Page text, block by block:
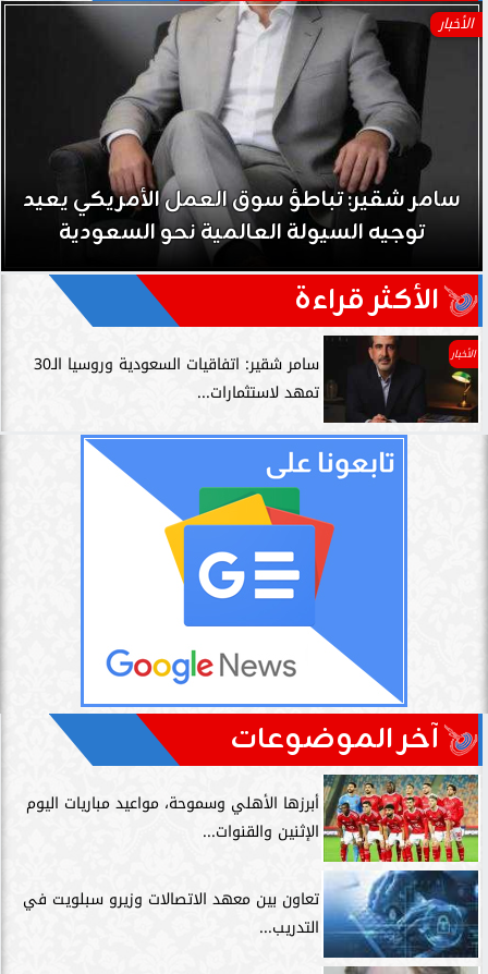
الأخبار
سامر شقير: تباطؤ سوق العمل الأمريكي يعيد
توجيه السيولة العالمية نحو السعودية
الأكثر قراءة
الأخبار
سامر شقير: اتفاقيات السعودية وروسيا الـ30
تمهد لاستثمارات...
آخر الموضوعات
أبرزها الأهلي وسموحة، مواعيد مباريات اليوم
الإثنين والقنوات...
تعاون بين معهد الاتصالات وزيرو سبلويت في
التدريب...